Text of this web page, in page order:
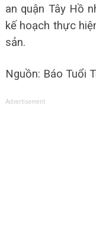
an quận Tây Hồ
kế hoạch thực
sản.
Nguồn: Báo Tuổi
Advertisement